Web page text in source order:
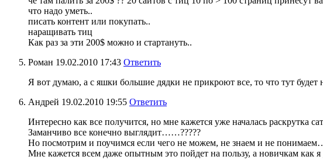
что надо уметь..
писать контент или покупать..
наращивать тиц
Как раз за эти 200$ можно и стартануть..
Роман 19.02.2010 17:43 Ответить
Я вот думаю, а с яшки большие дядки не прикроют все, то что тут
Андрей 19.02.2010 19:55 Ответить
Интересно как все получится, но мне кажется уже началась раскрутка
Заманчиво все конечно выглядит……?????
Но посмотрим и поучимся если чего не можем, не знаем и не
Мне кажется всем даже опытным это пойдет на пользу, а новичкам как